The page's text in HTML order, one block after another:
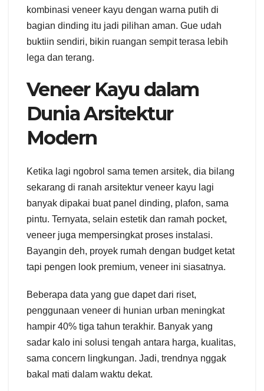
kombinasi veneer kayu dengan warna putih di
bagian dinding itu jadi pilihan aman. Gue udah
buktiin sendiri, bikin ruangan sempit terasa lebih
lega dan terang.
Veneer Kayu dalam
Dunia Arsitektur
Modern
Ketika lagi ngobrol sama temen arsitek, dia bilang
sekarang di ranah arsitektur veneer kayu lagi
banyak dipakai buat panel dinding, plafon, sama
pintu. Ternyata, selain estetik dan ramah pocket,
veneer juga mempersingkat proses instalasi.
Bayangin deh, proyek rumah dengan budget ketat
tapi pengen look premium, veneer ini siasatnya.
Beberapa data yang gue dapet dari riset,
penggunaan veneer di hunian urban meningkat
hampir 40% tiga tahun terakhir. Banyak yang
sadar kalo ini solusi tengah antara harga, kualitas,
sama concern lingkungan. Jadi, trendnya nggak
bakal mati dalam waktu dekat.